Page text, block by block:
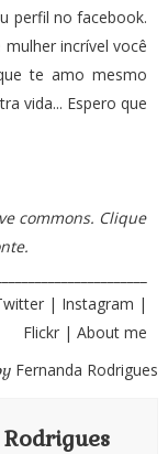
perfil no facebook.
mulher incrível você
te amo mesmo
vida... Espero que
commons. Clique
| Instagram |
Flickr |About me
Fernanda Rodrigues